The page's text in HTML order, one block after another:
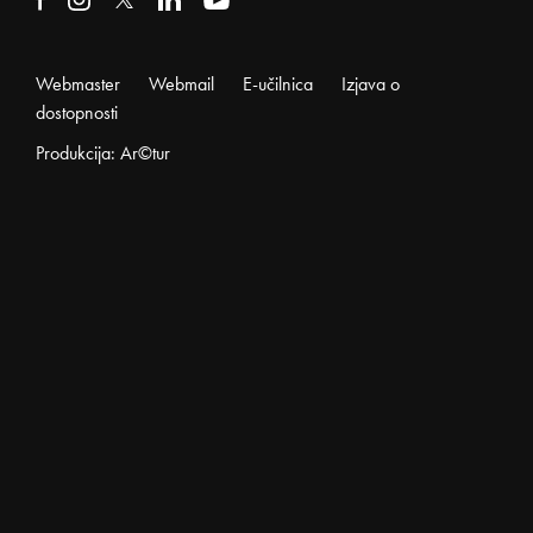
Webmaster Webmail E-učilnica
Izjava o
dostopnosti
Produkcija: Ar©tur